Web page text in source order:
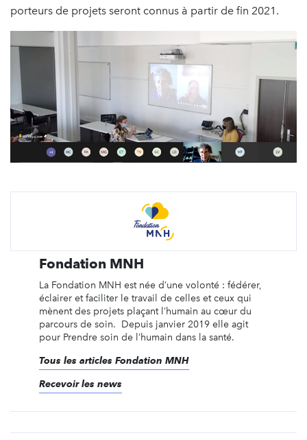
porteurs de projets seront connus à partir de fin 2021.
Fondation MNH
La Fondation MNH est née d’une volonté : fédérer,
éclairer et faciliter le travail de celles et ceux qui
mènent des projets plaçant l’humain au cœur du
parcours de soin. Depuis janvier 2019 elle agit
pour Prendre soin de l’humain dans la santé.
Tous les articles Fondation MNH
Recevoir les news